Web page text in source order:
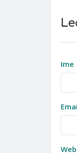
Ime